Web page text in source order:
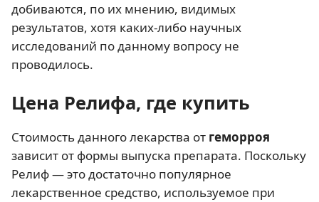
добиваются, по их мнению, видимых
результатов, хотя каких-либо научных
исследований по данному вопросу не
проводилось.
Цена Релифа, где купить
Стоимость данного лекарства от геморроя
зависит от формы выпуска препарата. Поскольку
Релиф — это достаточно популярное
лекарственное средство, используемое при